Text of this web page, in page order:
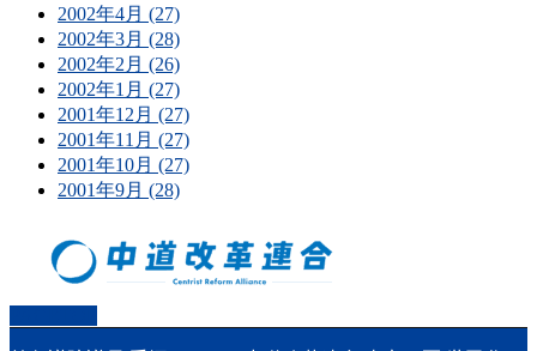
2002年4月 (27)
2002年3月 (28)
2002年2月 (26)
2002年1月 (27)
2001年12月 (27)
2001年11月 (27)
2001年10月 (27)
2001年9月 (28)